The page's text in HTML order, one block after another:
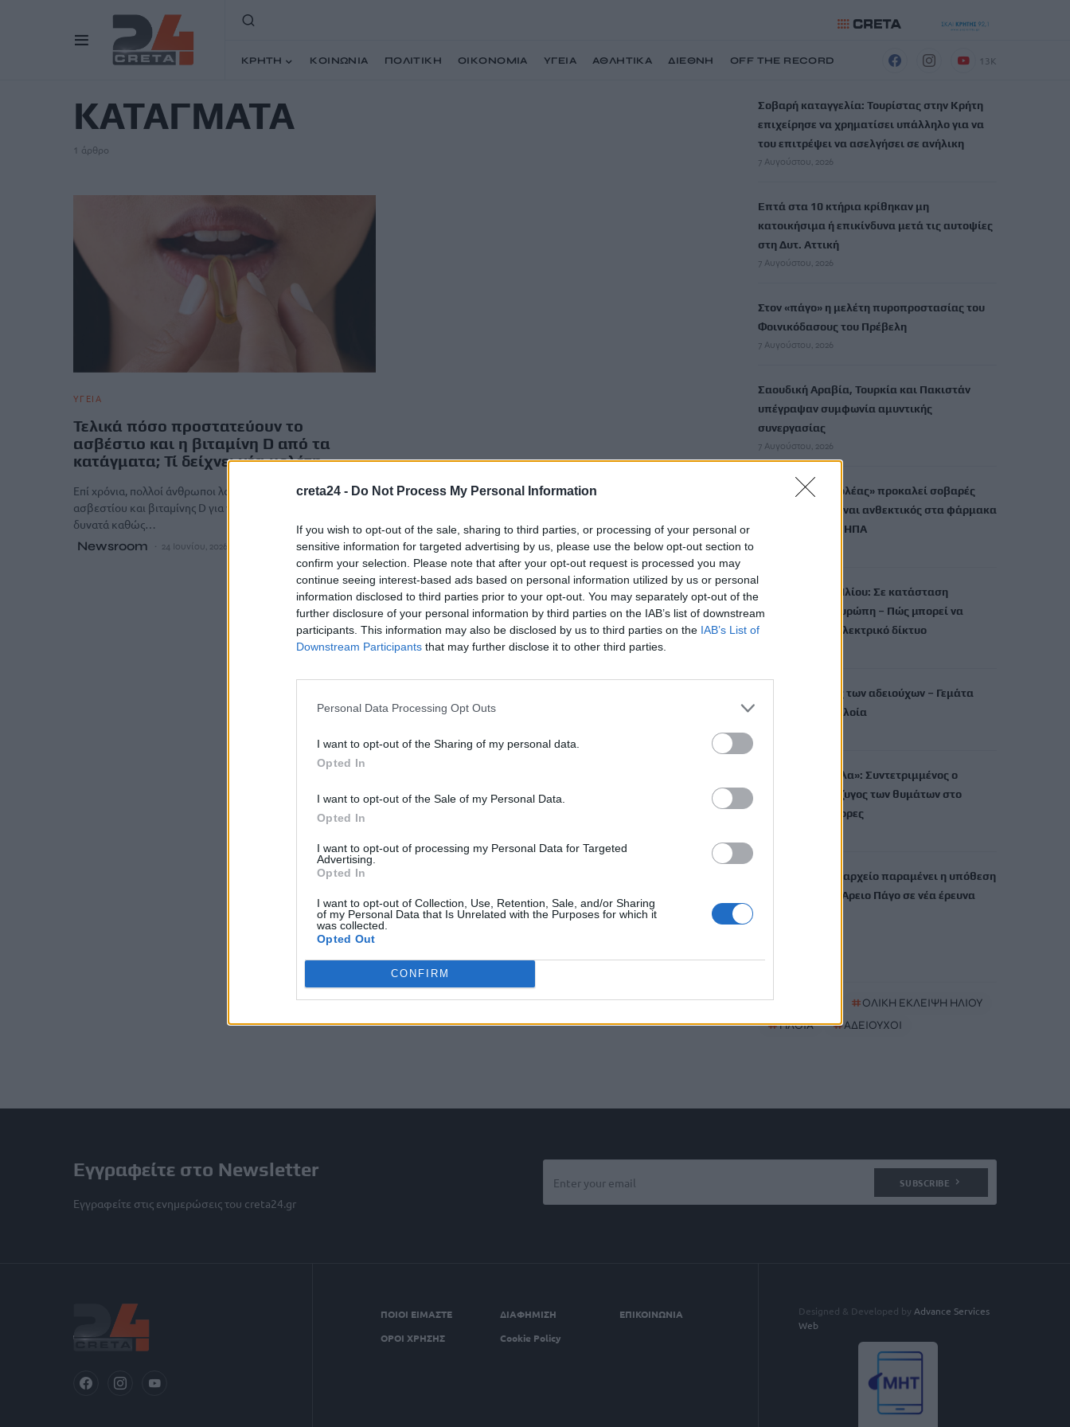
creta24 - Do Not Process My Personal Information
If you wish to opt-out of the sale, sharing to third parties, or processing of your personal or
sensitive information for targeted advertising by us, please use the below opt-out section to
confirm your selection. Please note that after your opt-out request is processed you may
continue seeing interest-based ads based on personal information utilized by us or personal
information disclosed to third parties prior to your opt-out. You may separately opt-out of the
further disclosure of your personal information by third parties on the IAB’s list of downstream
participants. This information may also be disclosed by us to third parties on the IAB’s List of
Downstream Participants that may further disclose it to other third parties.
Personal Data Processing Opt Outs
I want to opt-out of the Sharing of my personal data.
Opted In
I want to opt-out of the Sale of my Personal Data.
Opted In
I want to opt-out of processing my Personal Data for Targeted
Advertising.
Opted In
I want to opt-out of Collection, Use, Retention, Sale, and/or Sharing
of my Personal Data that Is Unrelated with the Purposes for which it
was collected.
Opted Out
CONFIRM
ΚΡΗΤΗ ΚΟΙΝΩΝΙΑ ΠΟΛΙΤΙΚΗ ΟΙΚΟΝΟΜΙΑ ΥΓΕΙΑ ΑΘΛΗΤΙΚΑ ΔΙΕΘΝΗ OFF THE RECORD
13K
ΚΑΤΑΓΜΑΤΑ
1 άρθρο
ΥΓΕΙΑ
Τελικά πόσο προστατεύουν το
ασβέστιο και η βιταμίνη D από τα
κατάγματα; Τί δείχνει νέα μελέτη
Επί χρόνια, πολλοί άνθρωποι λαμβάνουν συμπληρώματα
ασβεστίου και βιταμίνης D για να διατηρούν τα οστά τους
δυνατά καθώς…
Newsroom 24 Ιουνίου, 2026
Σοβαρή καταγγελία: Τουρίστας στην Κρήτη
επιχείρησε να χρηματίσει υπάλληλο για να
του επιτρέψει να ασελγήσει σε ανήλικη
7 Αυγούστου, 2026
Επτά στα 10 κτήρια κρίθηκαν μη
κατοικήσιμα ή επικίνδυνα μετά τις αυτοψίες
στη Δυτ. Αττική
7 Αυγούστου, 2026
Στον «πάγο» η μελέτη πυροπροστασίας του
Φοινικόδασους του Πρέβελη
7 Αυγούστου, 2026
Σαουδική Αραβία, Τουρκία και Πακιστάν
υπέγραψαν συμφωνία αμυντικής
συνεργασίας
7 Αυγούστου, 2026
Μύκητας-«εισβολέας» προκαλεί σοβαρές
λοιμώξεις και είναι ανθεκτικός στα φάρμακα
– Ανησυχία στις ΗΠΑ
Ολική έκλειψη Ηλίου: Σε κατάσταση
συναγερμού η Ευρώπη – Πώς μπορεί να
επηρεαστεί το ηλεκτρικό δίκτυο
Μαζική η έξοδος των αδειούχων – Γεμάτα
αναχωρούν τα πλοία
«Τα έχω χάσει όλα»: Συντετριμμένος ο
πατέρας και σύζυγος των θυμάτων στο
τροχαίο στις Σέρρες
Υποκλοπές: Στο αρχείο παραμένει η υπόθεση
– «Οχι» από τον Αρειο Πάγο σε νέα έρευνα
# #ΟΛΙΚΗ ΕΚΛΕΙΨΗ ΗΛΙΟΥ
#ΠΛΟΙΑ #ΑΔΕΙΟΥΧΟΙ
Εγγραφείτε στο Newsletter
Εγγραφείτε στις ενημερώσεις του creta24.gr
SUBSCRIBE
ΠΟΙΟΙ ΕΙΜΑΣΤΕ ΔΙΑΦΗΜΙΣΗ
ΕΠΙΚΟΙΝΩΝΙΑ
ΟΡΟΙ ΧΡΗΣΗΣ
Cookie Policy
Designed & Developed by Advance Services
Web